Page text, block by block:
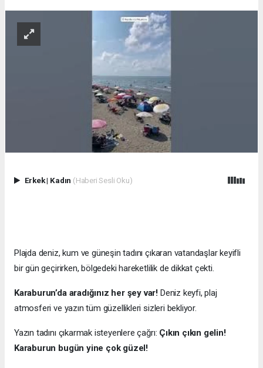
Erkek| Kadın (Haberi Sesli Oku)
Plajda deniz, kum ve güneşin tadını çıkaran vatandaşlar keyifli
bir gün geçirirken, bölgedeki hareketlilik de dikkat çekti.
Karaburun’da aradığınız her şey var! Deniz keyfi, plaj
atmosferi ve yazın tüm güzellikleri sizleri bekliyor.
Yazın tadını çıkarmak isteyenlere çağrı: Çıkın çıkın gelin!
Karaburun bugün yine çok güzel!